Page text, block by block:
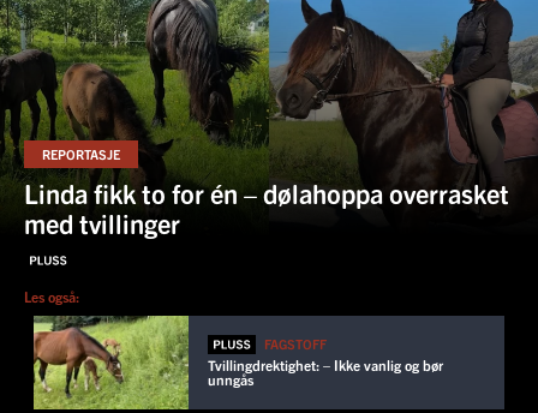
REPORTASJE
Linda fikk to for én – dølahoppa overrasket
med tvillinger
Les også:
FAGSTOFF
Tvillingdrektighet: – Ikke vanlig og bør
unngås